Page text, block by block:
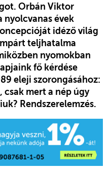
Orbán Viktor
nyolcvanas évek
idéző világ
teljhatalma
nyomokban
fő kérdése
eleji szorongásához:
mert a nép úgy
Rendszerelemzés.